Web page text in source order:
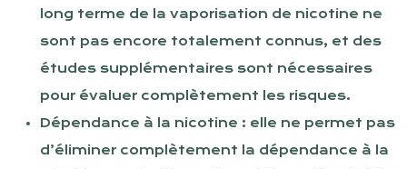
long terme de la vaporisation de nicotine ne
sont pas encore totalement connus, et des
études supplémentaires sont nécessaires
pour évaluer complètement les risques.
Dépendance à la nicotine : elle ne permet pas
d’éliminer complètement la dépendance à la